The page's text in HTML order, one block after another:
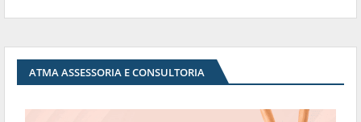
ATMA ASSESSORIA E CONSULTORIA